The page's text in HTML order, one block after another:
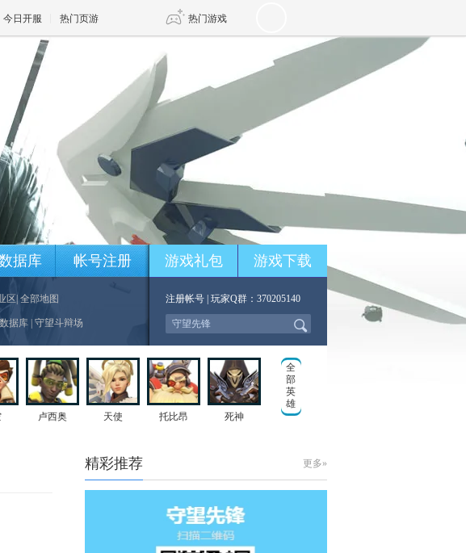
今日开服 热门页游 热门游戏
DNF
剑网3旗舰版 新天龙八部
王权与自由 诛仙世界 新仙侠5
据库 帐号注册
区 全部地图
据库 守望斗辩场
游戏礼包 游戏下载
注册帐号 | 玩家Q群：370205140
*
卢西奥 天使 托比昂 死神
全
部
英
雄
精彩推荐 更多»